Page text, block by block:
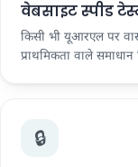
वेबसाइट स्पीड
किसी भी यूआरएल पर
प्राथमिकता वाले
🔒